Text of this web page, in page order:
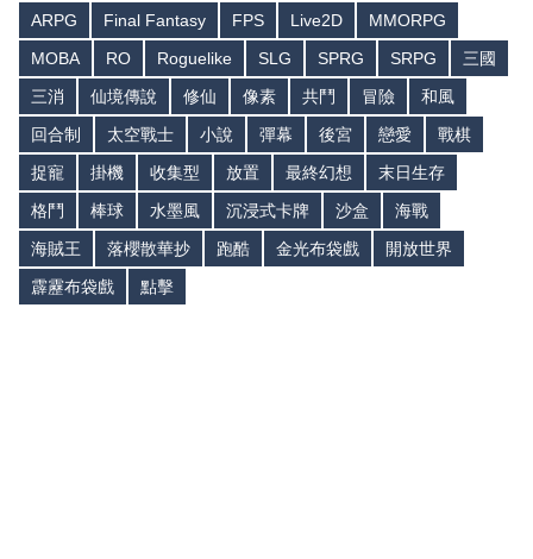
ARPG Final Fantasy FPS Live2D
MMORPG
MOBA
RO Roguelike SLG SPRG SRPG
三國
三消
仙境傳說 修仙 像素 共鬥 冒險
和風
回合制
太空戰士 小說 彈幕 後宮 戀愛
戰棋
捉寵
掛機 收集型 放置 最終幻想
末日生存
格鬥
棒球 水墨風 沉浸式卡牌 沙盒
海戰
海賊王
落櫻散華抄 跑酷 金光布袋戲
開放世界
霹靂布袋戲
點擊